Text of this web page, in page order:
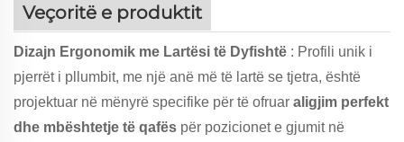
Veçoritë e produktit
Dizajn Ergonomik me Lartësi të Dyfishtë : Profili unik i
pjerrët i pllumbit, me një anë më të lartë se tjetra, është
projektuar në mënyrë specifike për të ofruar aligjim perfekt
dhe mbështetje të qafës për pozicionet e gjumit në